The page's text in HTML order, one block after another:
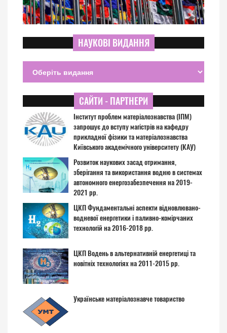
НАУКОВІ ВИДАННЯ
САЙТИ - ПАРТНЕРИ
Інститут проблем матеріалознавства (ІПМ)
запрошує до вступу магістрів на кафедру
прикладної фізики та матеріалознавства
Київського академічного університету (КАУ)
Розвиток наукових засад отримання,
зберігання та використання водню в системах
автономного енергозабезпечення на 2019-
2021 рр.
ЦКП Фундаментальні аспекти відновлювано-
водневої енергетики і паливно-комірчаних
технологій на 2016-2018 рр.
ЦКП Водень в альтернативній енергетиці та
новітніх технологіях на 2011-2015 рр.
Українське матеріалознавче товариство